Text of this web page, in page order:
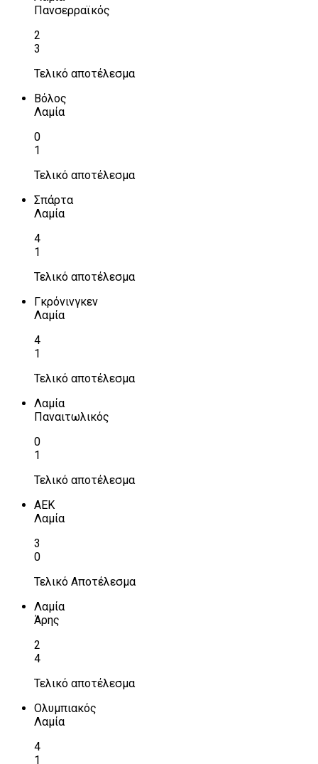
Πανσερραϊκός
2
3
Τελικό αποτέλεσμα
Βόλος
Λαμία
0
1
Τελικό αποτέλεσμα
Σπάρτα
Λαμία
4
1
Τελικό αποτέλεσμα
Γκρόνινγκεν
Λαμία
4
1
Τελικό αποτέλεσμα
Λαμία
Παναιτωλικός
0
1
Τελικό αποτέλεσμα
ΑΕΚ
Λαμία
3
0
Τελικό Αποτέλεσμα
Λαμία
Άρης
2
4
Τελικό αποτέλεσμα
Ολυμπιακός
Λαμία
4
1